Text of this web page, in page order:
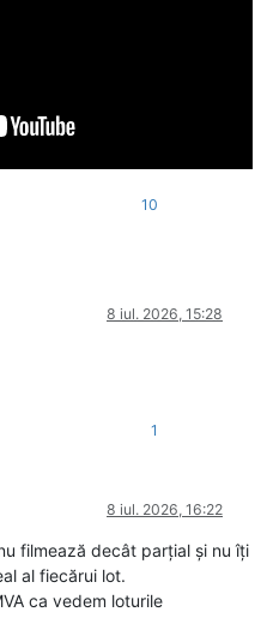
10
8 iul. 2026, 15:28
1
8 iul. 2026, 16:22
filmează decât parțial și nu îți
al fiecărui lot.
ca vedem loturile